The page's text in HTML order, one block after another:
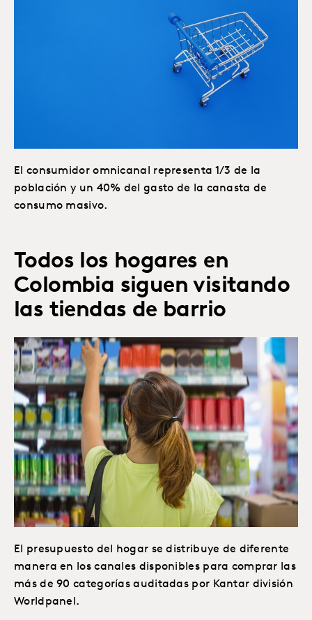
El consumidor omnicanal representa 1/3 de la
población y un 40% del gasto de la canasta de
consumo masivo.
Todos los hogares en
Colombia siguen visitando
las tiendas de barrio
El presupuesto del hogar se distribuye de diferente
manera en los canales disponibles para comprar las
más de 90 categorías auditadas por Kantar división
Worldpanel.